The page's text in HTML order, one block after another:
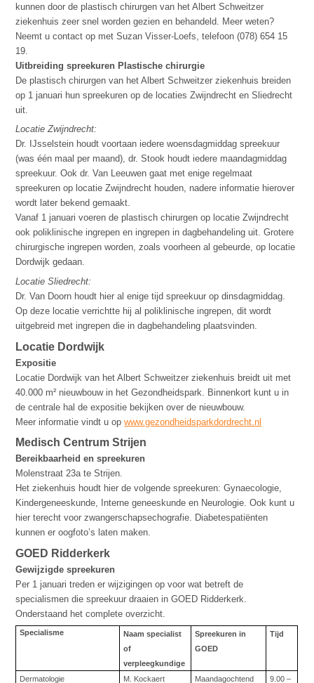
kunnen door de plastisch chirurgen van het Albert Schweitzer
ziekenhuis zeer snel worden gezien en behandeld. Meer weten?
Neemt u contact op met Suzan Visser-Loefs, telefoon (078) 654 15
19.
Uitbreiding spreekuren Plastische chirurgie
De plastisch chirurgen van het Albert Schweitzer ziekenhuis breiden
op 1 januari hun spreekuren op de locaties Zwijndrecht en Sliedrecht
uit.
Locatie Zwijndrecht:
Dr. IJsselstein houdt voortaan iedere woensdagmiddag spreekuur
(was één maal per maand), dr. Stook houdt iedere maandagmiddag
spreekuur. Ook dr. Van Leeuwen gaat met enige regelmaat
spreekuren op locatie Zwijndrecht houden, nadere informatie hierover
wordt later bekend gemaakt.
Vanaf 1 januari voeren de plastisch chirurgen op locatie Zwijndrecht
ook poliklinische ingrepen en ingrepen in dagbehandeling uit. Grotere
chirurgische ingrepen worden, zoals voorheen al gebeurde, op locatie
Dordwijk gedaan.
Locatie Sliedrecht:
Dr. Van Doorn houdt hier al enige tijd spreekuur op dinsdagmiddag.
Op deze locatie verrichtte hij al poliklinische ingrepen, dit wordt
uitgebreid met ingrepen die in dagbehandeling plaatsvinden.
Locatie Dordwijk
Expositie
Locatie Dordwijk van het Albert Schweitzer ziekenhuis breidt uit met
40.000 m² nieuwbouw in het Gezondheidspark. Binnenkort kunt u in
de centrale hal de expositie bekijken over de nieuwbouw.
Meer informatie vindt u opwww.gezondheidsparkdordrecht.nl
Medisch Centrum Strijen
Bereikbaarheid en spreekuren
Molenstraat 23a te Strijen.
Het ziekenhuis houdt hier de volgende spreekuren: Gynaecologie,
Kindergeneeskunde, Interne geneeskunde en Neurologie. Ook kunt u
hier terecht voor zwangerschapsechografie. Diabetespatiënten
kunnen er oogfoto’s laten maken.
GOED Ridderkerk
Gewijzigde spreekuren
Per 1 januari treden er wijzigingen op voor wat betreft de
specialismen die spreekuur draaien in GOED Ridderkerk.
Onderstaand het complete overzicht.
Specialisme
Naam specialist
of
verpleegkundige
Spreekuren in
GOED
Tijd
Dermatologie
M. Kockaert
Maandagochtend
9.00 –